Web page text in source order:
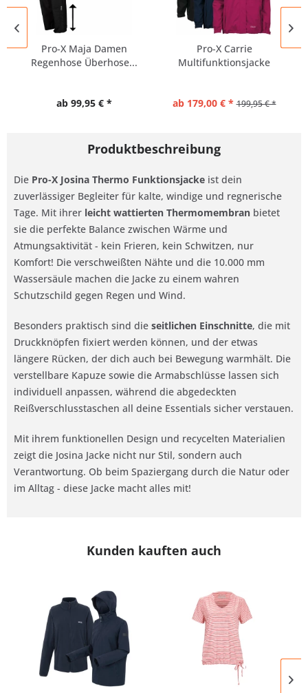
Pro-X Maja Damen
Regenhose Überhose...
ab 99,95 € *
Pro-X Carrie
Multifunktionsjacke
ab 179,00 € * 199,95 € *
Produktbeschreibung
Die Pro-X Josina Thermo Funktionsjacke ist dein
zuverlässiger Begleiter für kalte, windige und regnerische
Tage. Mit ihrer leicht wattierten Thermomembran bietet
sie die perfekte Balance zwischen Wärme und
Atmungsaktivität - kein Frieren, kein Schwitzen, nur
Komfort! Die verschweißten Nähte und die 10.000 mm
Wassersäule machen die Jacke zu einem wahren
Schutzschild gegen Regen und Wind.
Besonders praktisch sind die seitlichen Einschnitte, die mit
Druckknöpfen fixiert werden können, und der etwas
längere Rücken, der dich auch bei Bewegung warmhält. Die
verstellbare Kapuze sowie die Armabschlüsse lassen sich
individuell anpassen, während die abgedeckten
Reißverschlusstaschen all deine Essentials sicher verstauen.
Mit ihrem funktionellen Design und recycelten Materialien
zeigt die Josina Jacke nicht nur Stil, sondern auch
Verantwortung. Ob beim Spaziergang durch die Natur oder
im Alltag - diese Jacke macht alles mit!
Kunden kauften auch